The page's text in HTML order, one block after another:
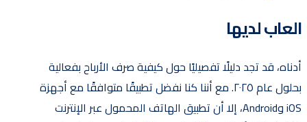
العاب لديها
أدناه، قد تجد دليلًا تفصيليًا حول كيفية صرف الأرباح بفعالية
بحلول عام ٢٠٢٥. مع أننا كنا نفضل تطبيقًا متوافقًا مع أجهزة
iOS وAndroid، إلا أن تطبيق الهاتف المحمول عبر الإنترنت